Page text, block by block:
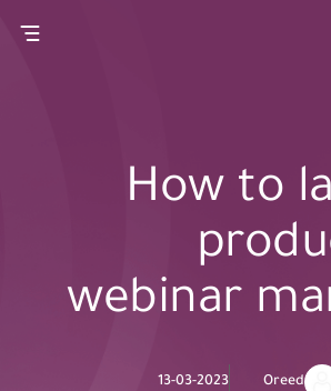
How to
webinar
Oreed
13-03-2023